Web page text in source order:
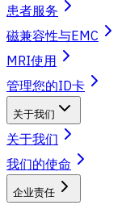
患者服务
磁兼容性与EMC
MRI使用
管理您的ID卡
关于我们
关于我们
我们的使命
企业责任